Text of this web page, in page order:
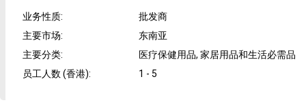
业务性质:
批发商
主要市场:
东南亚
主要分类:
医疗保健用品, 家居用品和生活必需品
员工人数 (香港): 1 - 5